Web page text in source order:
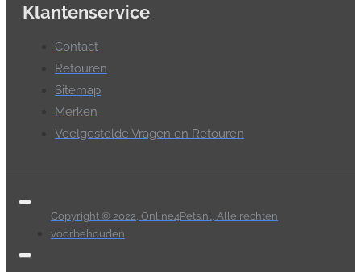
Klantenservice
Contact
Retouren
Sitemap
Merken
Veelgestelde Vragen en Retouren
Copyright © 2022, Online4Pets.nl, Alle rechten
voorbehouden